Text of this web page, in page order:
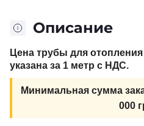
Описание
Цена трубы для
указана за 1 метр с НДС.
Минимальная сумма
000